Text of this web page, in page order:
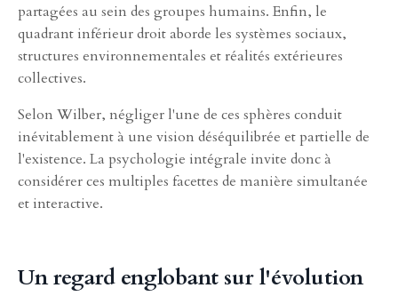
partagées au sein des groupes humains. Enfin, le
quadrant inférieur droit aborde les systèmes sociaux,
structures environnementales et réalités extérieures
collectives.
Selon Wilber, négliger l'une de ces sphères conduit
inévitablement à une vision déséquilibrée et partielle de
l'existence. La psychologie intégrale invite donc à
considérer ces multiples facettes de manière simultanée
et interactive.
Un regard englobant sur l'évolution